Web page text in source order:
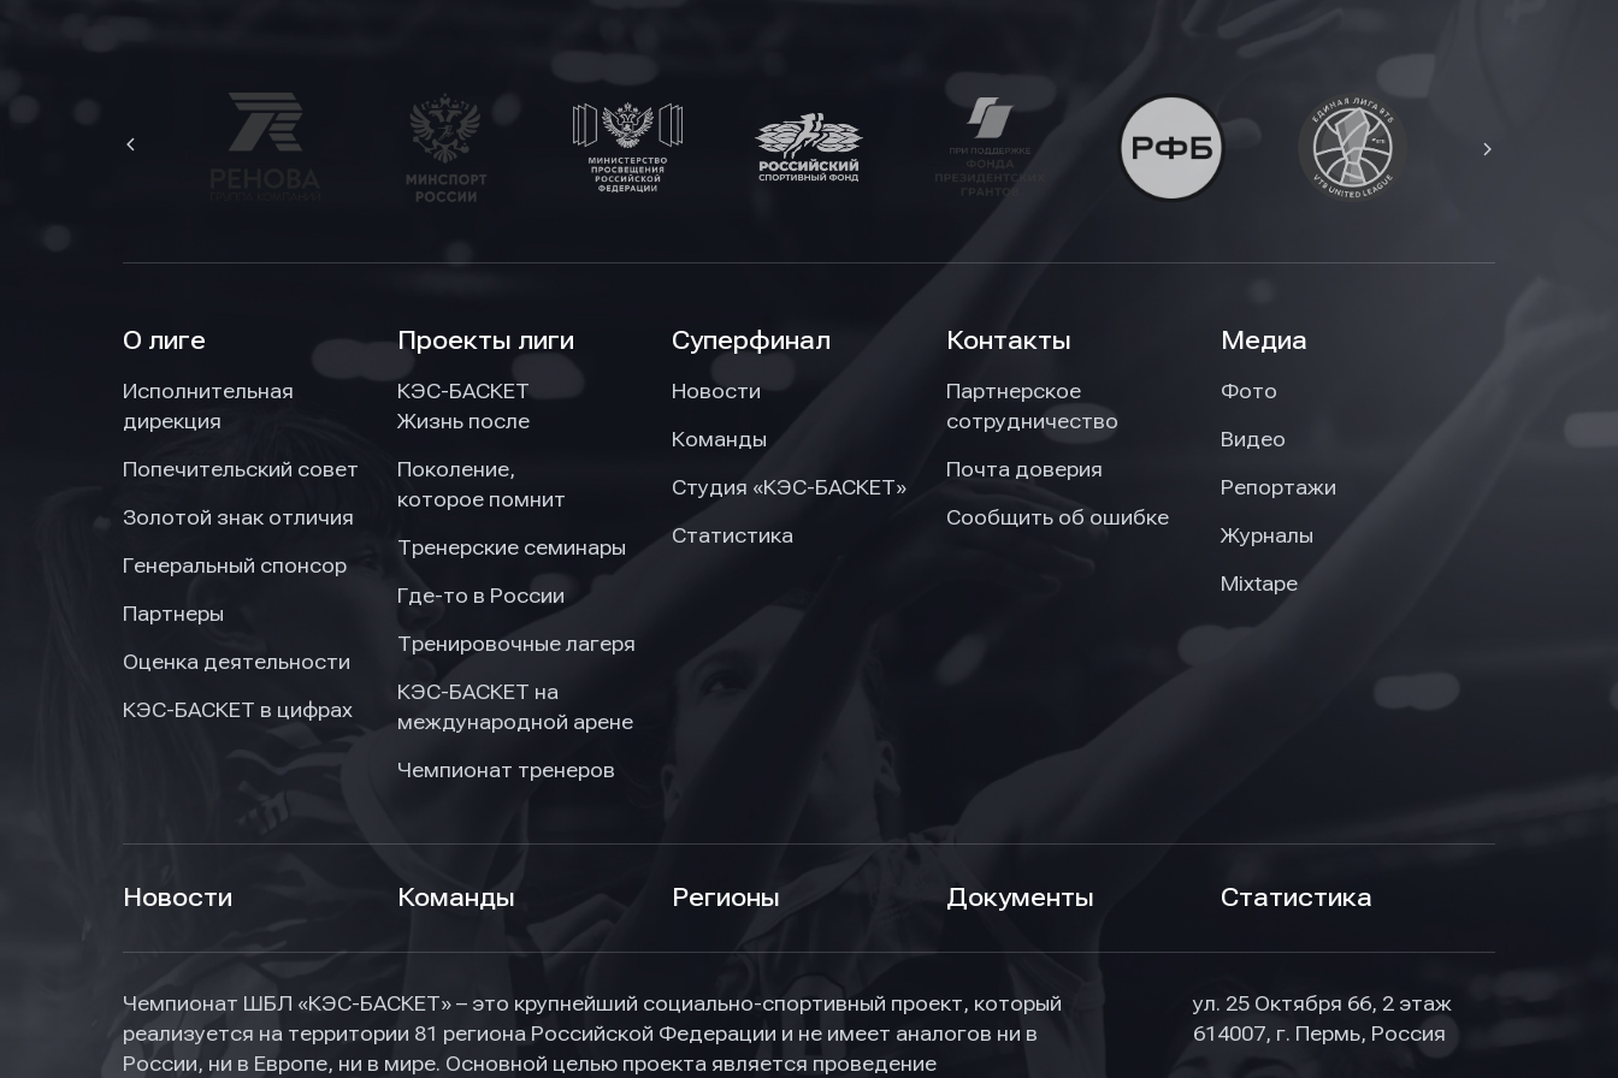
О лиге
Исполнительная
дирекция
Попечительский совет
Золотой знак отличия
Генеральный спонсор
Партнеры
Оценка деятельности
КЭС-БАСКЕТ в цифрах
Проекты лиги
КЭС-БАСКЕТ
Жизнь после
Поколение,
которое помнит
Тренерские семинары
Где-то в России
Тренировочные лагеря
КЭС-БАСКЕТ на
международной арене
Чемпионат тренеров
Суперфинал
Новости
Команды
Студия «КЭС-БАСКЕТ»
Статистика
Контакты
Партнерское
сотрудничество
Почта доверия
Сообщить об ошибке
Медиа
Фото
Видео
Репортажи
Журналы
Mixtape
Новости Команды Регионы Документы Статистика
Чемпионат ШБЛ «КЭС-БАСКЕТ» – это крупнейший социально-спортивный проект, который
реализуется на территории 81 региона Российской Федерации и не имеет аналогов ни в
России, ни в Европе, ни в мире. Основной целью проекта является проведение
ул. 25 Октября 66, 2 этаж
614007, г. Пермь, Россия